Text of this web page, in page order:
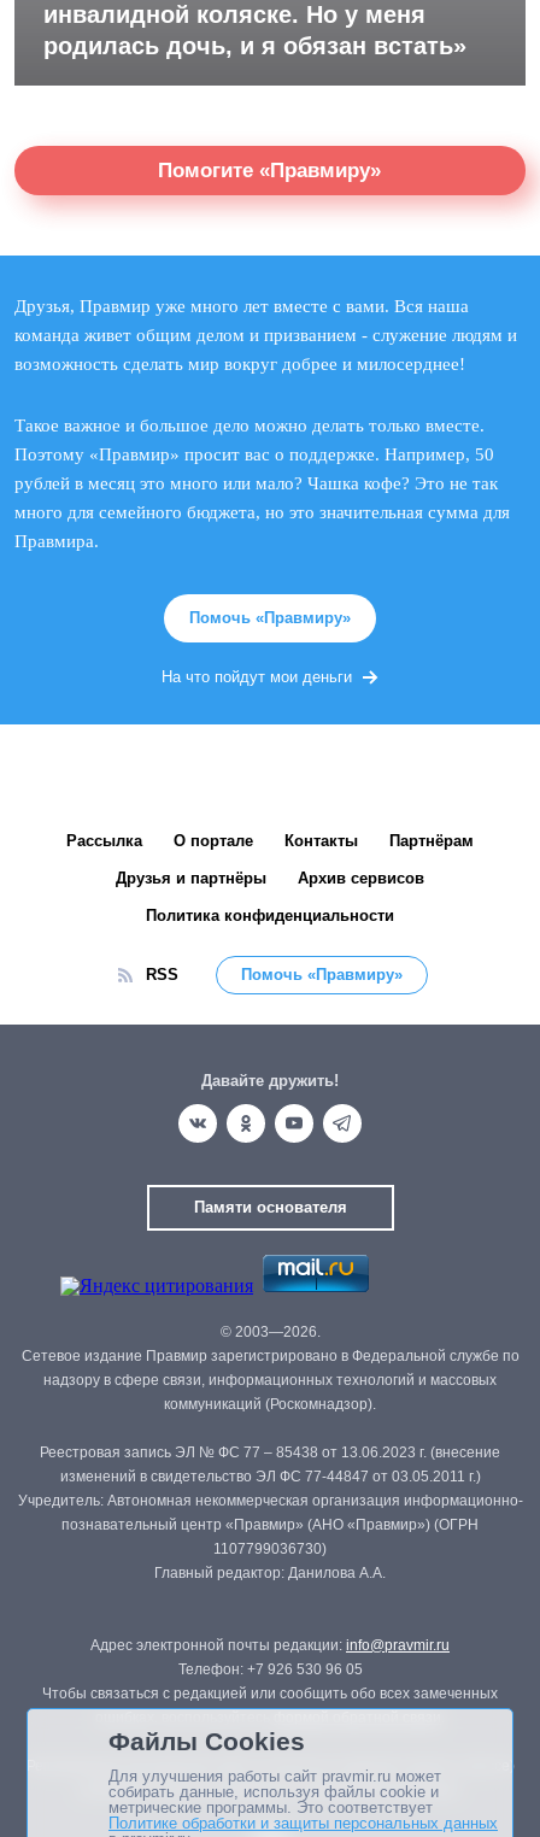
инвалидной коляске. Но у меня
родилась дочь, и я обязан встать»
Помогите «Правмиру»
Друзья, Правмир уже много лет вместе с вами. Вся наша
команда живет общим делом и призванием - служение людям и
возможность сделать мир вокруг добрее и милосерднее!
Такое важное и большое дело можно делать только вместе.
Поэтому «Правмир» просит вас о поддержке. Например, 50
рублей в месяц это много или мало? Чашка кофе? Это не так
много для семейного бюджета, но это значительная сумма для
Правмира.
Помочь «Правмиру»
На что пойдут мои деньги
Рассылка О портале Контакты Партнёрам
Друзья и партнёры Архив сервисов
Политика конфиденциальности
RSS Помочь «Правмиру»
Давайте дружить!
Памяти основателя
© 2003—2026.
Сетевое издание Правмир зарегистрировано в Федеральной службе по
надзору в сфере связи, информационных технологий и массовых
коммуникаций (Роскомнадзор).
Реестровая запись ЭЛ № ФС 77 – 85438 от 13.06.2023 г. (внесение
изменений в свидетельство ЭЛ ФС 77-44847 от 03.05.2011 г.)
Учредитель: Автономная некоммерческая организация информационно-
познавательный центр «Правмир» (АНО «Правмир») (ОГРН
1107799036730)
Главный редактор: Данилова А.А.
Адрес электронной почты редакции: info@pravmir.ru
Телефон: +7 926 530 96 05
Чтобы связаться с редакцией или сообщить обо всех замеченных
Републикация материалов сайта в печатных изданиях (книгах, прессе)
возможна только с письменного разрешения редакции.
Файлы Cookies
Для улучшения работы сайт pravmir.ru может
собирать данные, используя файлы cookie и
метрические программы. Это соответствует
Политике обработки и защиты персональных данных